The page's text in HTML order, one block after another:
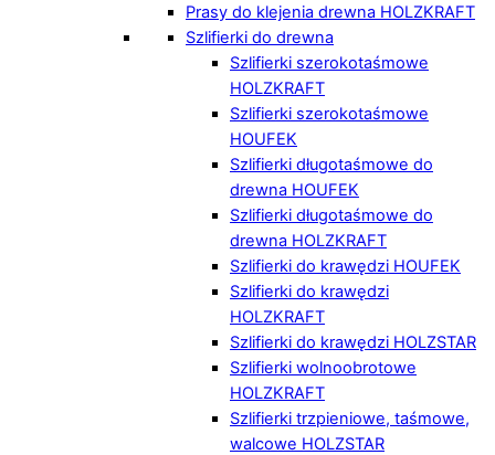
Prasy do klejenia drewna HOLZKRAFT
Szlifierki do drewna
Szlifierki szerokotaśmowe
HOLZKRAFT
Szlifierki szerokotaśmowe
HOUFEK
Szlifierki długotaśmowe do
drewna HOUFEK
Szlifierki długotaśmowe do
drewna HOLZKRAFT
Szlifierki do krawędzi HOUFEK
Szlifierki do krawędzi
HOLZKRAFT
Szlifierki do krawędzi HOLZSTAR
Szlifierki wolnoobrotowe
HOLZKRAFT
Szlifierki trzpieniowe, taśmowe,
walcowe HOLZSTAR